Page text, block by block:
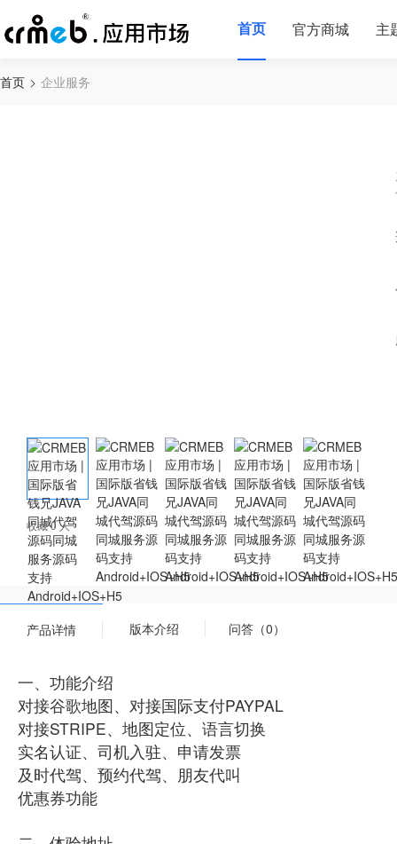
首页 官方商城 主
首页 企业服务
收藏 0 人
产品详情 版本介绍 问答（0）
一、功能介绍
对接谷歌地图、对接国际支付PAYPAL
对接STRIPE、地图定位、语言切换
实名认证、司机入驻、申请发票
及时代驾、预约代驾、朋友代叫
优惠券功能